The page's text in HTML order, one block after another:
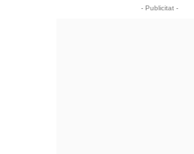
- Publicitat -